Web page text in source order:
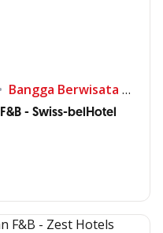
Bangga Berwisata di Indonesia
- Swiss-belHotel